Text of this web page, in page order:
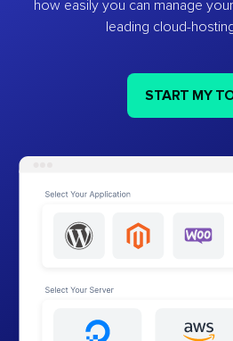
how easily you can manage
leading cloud-
START MY